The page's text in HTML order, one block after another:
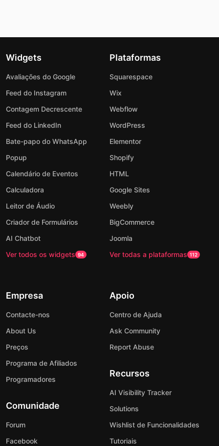
Widgets
Avaliações do Google
Feed do Instagram
Contagem Decrescente
Feed do LinkedIn
Bate-papo do WhatsApp
Popup
Calendário de Eventos
Calculadora
Leitor de Áudio
Criador de Formulários
AI Chatbot
Ver todos os widgets 94
Plataformas
Squarespace
Wix
Webflow
WordPress
Elementor
Shopify
HTML
Google Sites
Weebly
BigCommerce
Joomla
Ver todas a plataformas 112
Empresa
Contacte-nos
About Us
Preços
Programa de Afiliados
Programadores
Comunidade
Forum
Facebook
Apoio
Centro de Ajuda
Ask Community
Report Abuse
Recursos
AI Visibility Tracker
Solutions
Wishlist de Funcionalidades
Tutoriais